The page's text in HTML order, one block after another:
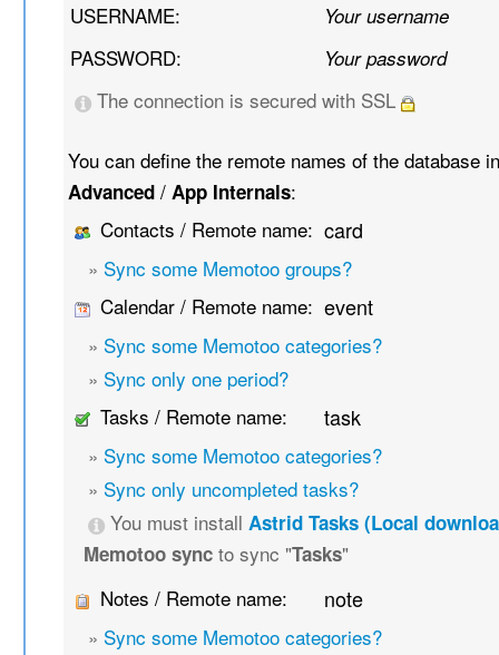
USERNAME: Your username
PASSWORD: Your password
The connection is secured with SSL
You can define the remote names of the database
Advanced /App Internals:
Contacts / Remote name: card
» Sync some Memotoo groups?
Calendar / Remote name: event
» Sync some Memotoo categories?
» Sync only one period?
Tasks / Remote name:
task
» Sync some Memotoo categories?
» Sync only uncompleted tasks?
You must installAstrid Tasks (Local
Memotoo sync to sync "Tasks"
Notes / Remote name:
note
» Sync some Memotoo categories?